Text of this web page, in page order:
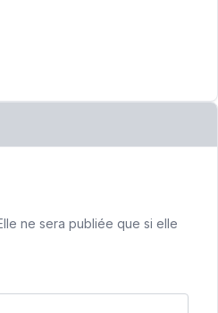
ne sera publiée que si elle